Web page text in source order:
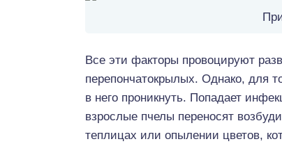
Все эти факторы провоцируют
перепончатокрылых. Однако, для
в него проникнуть. Попадает
взрослые пчелы переносят
теплицах или опылении цветов,